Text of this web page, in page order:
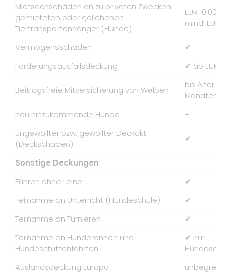
Mietsachschäden an zu privaten Zwecken
gemieteten oder geliehenen
Tiertransportanhänger (Hunde)
EUR
mind. EUR
Vermögensschäden
✔
Forderungsausfallsdeckung
✔ ab EUR
Beitragsfreie Mitversicherung von Welpen
bis Alter
Monaten
neu hinzukommende Hunde
–
ungewollter bzw. gewollter Deckakt
(Deckschäden)
✔
Sonstige Deckungen
Führen ohne Leine
✔
Teilnahme an Unterricht (Hundeschule)
✔
Teilnahme an Turnieren
✔
Teilnahme an Hunderennen und
Hundeschlittenfahrten
✔ nur
Auslandsdeckung Europa